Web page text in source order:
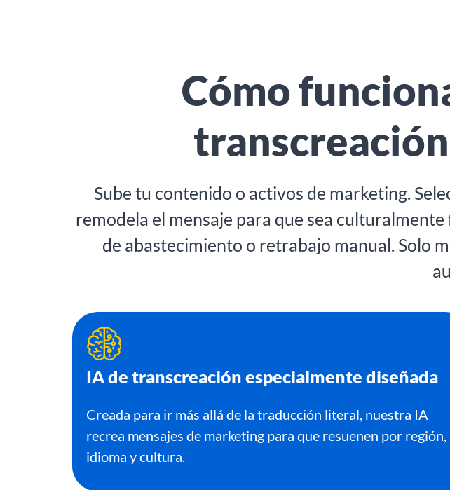
Cómo
Sube tu contenido o activos de marketing.
remodela el mensaje para que sea
de abastecimiento o retrabajo manual. Solo
IA de transcreación especialmente diseñada
Creada para ir más allá de la traducción literal, nuestra IA
recrea mensajes de marketing para que resuenen por región,
idioma y cultura.